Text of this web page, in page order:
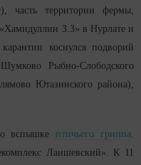
часть территории фермы,
З.З» в Нурлате и
коснулся подворий
Рыбно-Слободского
Ютазинского района),
о вспышке птичьего гриппа.
Лаишевский». К 11